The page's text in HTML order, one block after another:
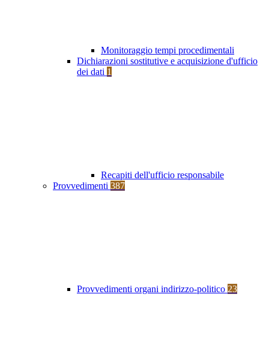
Monitoraggio tempi procedimentali
Dichiarazioni sostitutive e acquisizione d'ufficio
dei dati 1
Recapiti dell'ufficio responsabile
Provvedimenti 387
Provvedimenti organi indirizzo-politico 23